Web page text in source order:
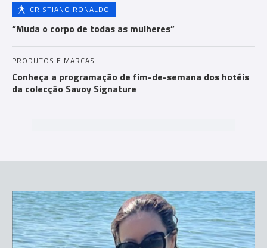
CRISTIANO RONALDO
“Muda o corpo de todas as mulheres”
PRODUTOS E MARCAS
Conheça a programação de fim-de-semana dos hotéis
da colecção Savoy Signature